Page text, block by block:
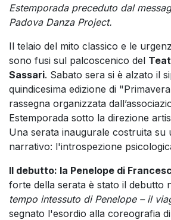
Estemporada preceduto dal
Padova Danza Project.
Il telaio del mito classico e le
sono fusi sul palcoscenico del
Sassari. Sabato sera si è alzato il
quindicesima edizione di
rassegna organizzata
Estemporada sotto la direzione
Una serata inaugurale costruita su
narrativo: l'introspezione
Il debutto: la Penelope di
forte della serata è stato il debutto
tempo intessuto di Penelope – il
segnato l'esordio alla coreografia di